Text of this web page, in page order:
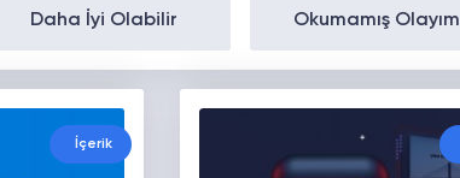
Daha İyi Olabilir Okumamış Olayım
İçerik